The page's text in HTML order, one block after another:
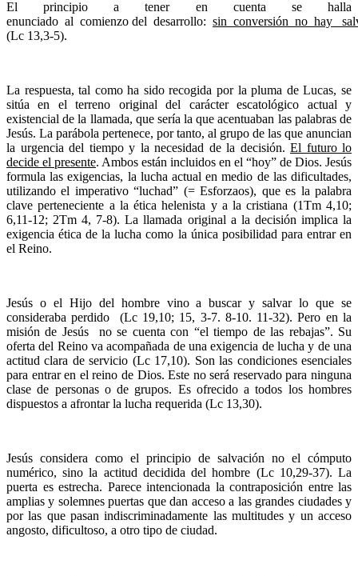
El principio a tener en cuenta se halla
enunciado al comienzo del desarrollo: sin conversión no hay
(Lc 13,3-5).
La respuesta, tal como ha sido recogida por la pluma de Lucas, se
sitúa en el terreno original del carácter escatológico actual y
existencial de la llamada, que sería la que acentuaban las palabras de
Jesús. La parábola pertenece, por tanto, al grupo de las que anuncian
la urgencia del tiempo y la necesidad de la decisión. El futuro lo
decide el presente. Ambos están incluidos en el “hoy” de Dios. Jesús
formula las exigencias, la lucha actual en medio de las dificultades,
utilizando el imperativo “luchad” (= Esforzaos), que es la palabra
clave perteneciente a la ética helenista y a la cristiana (1Tm 4,10;
6,11-12; 2Tm 4, 7-8). La llamada original a la decisión implica la
exigencia ética de la lucha como la única posibilidad para entrar en
el Reino.
Jesús o el Hijo del hombre vino a buscar y salvar lo que se
consideraba perdido (Lc 19,10; 15, 3-7. 8-10. 11-32). Pero en la
misión de Jesús no se cuenta con “el tiempo de las rebajas”. Su
oferta del Reino va acompañada de una exigencia de lucha y de una
actitud clara de servicio (Lc 17,10). Son las condiciones esenciales
para entrar en el reino de Dios. Este no será reservado para ninguna
clase de personas o de grupos. Es ofrecido a todos los hombres
dispuestos a afrontar la lucha requerida (Lc 13,30).
Jesús considera como el principio de salvación no el cómputo
numérico, sino la actitud decidida del hombre (Lc 10,29-37). La
puerta es estrecha. Parece intencionada la contraposición entre las
amplias y solemnes puertas que dan acceso a las grandes ciudades y
por las que pasan indiscriminadamente las multitudes y un acceso
angosto, dificultoso, a otro tipo de ciudad.